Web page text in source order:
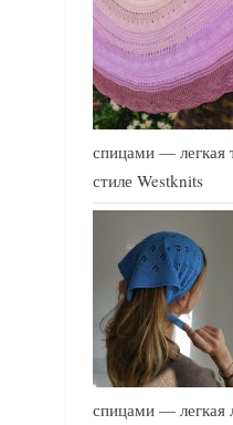
спицами — легкая
стиле Westknits
спицами — легкая